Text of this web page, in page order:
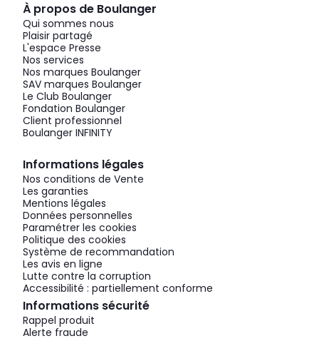
À propos de Boulanger
Qui sommes nous
Plaisir partagé
L'espace Presse
Nos services
Nos marques Boulanger
SAV marques Boulanger
Le Club Boulanger
Fondation Boulanger
Client professionnel
Boulanger INFINITY
Informations légales
Nos conditions de Vente
Les garanties
Mentions légales
Données personnelles
Paramétrer les cookies
Politique des cookies
Système de recommandation
Les avis en ligne
Lutte contre la corruption
Accessibilité : partiellement conforme
Informations sécurité
Rappel produit
Alerte fraude